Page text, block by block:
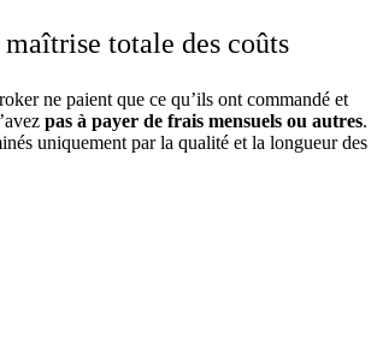
totale des coûts
ne paient que ce qu’ils ont commandé et
pas à payer de frais mensuels ou autres.
uniquement par la qualité et la longueur des